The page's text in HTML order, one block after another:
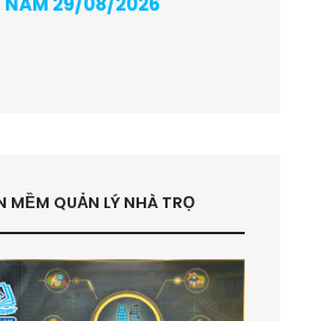
MỀM QUẢN LÝ NHÀ TRỌ